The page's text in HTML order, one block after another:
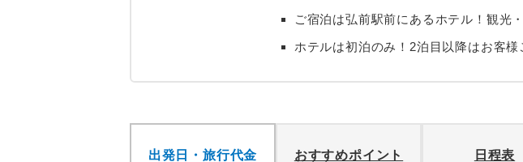
ご宿泊は弘前駅前にあるホテル！観光
ホテルは初泊のみ！2泊目以降はお客様
出発日・旅行代金 おすすめポイント 日程表